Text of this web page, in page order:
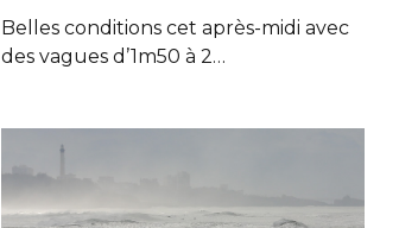
Belles conditions cet après-midi avec
des vagues d’1m50 à 2…